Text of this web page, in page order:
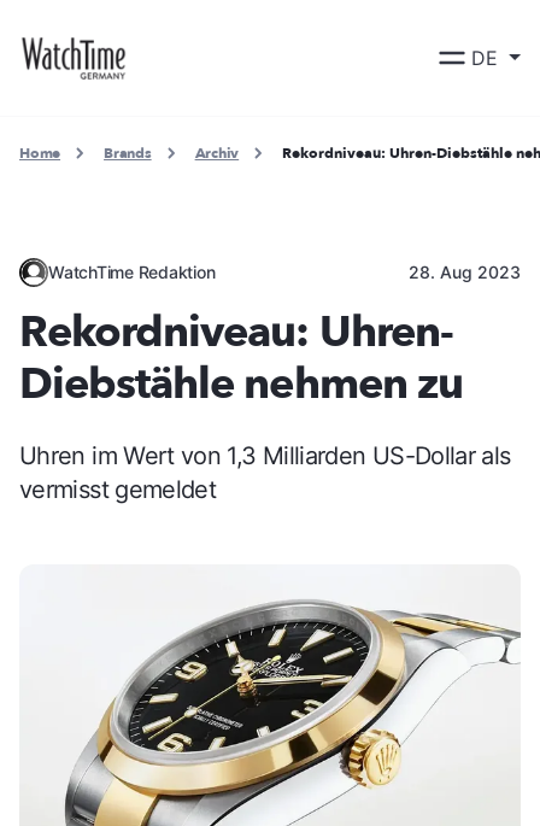
DE
Home Brands Archiv Rekordniveau: Uhren-Diebstähle
WatchTime Redaktion 28. Aug 2023
Rekordniveau: Uhren-
Diebstähle nehmen zu
Uhren im Wert von 1,3 Milliarden US-Dollar als
vermisst gemeldet